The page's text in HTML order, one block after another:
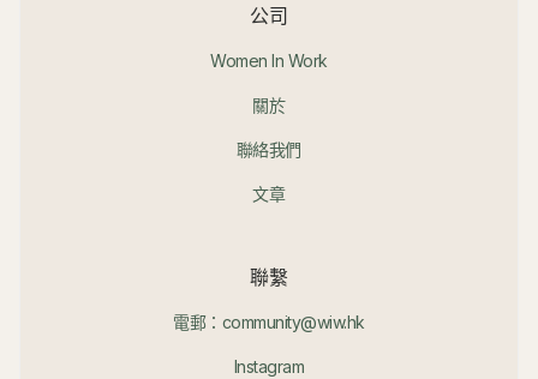
公司
Women In Work
關於
聯絡我們
文章
聯繫
電郵：community@wiw.hk
Instagram